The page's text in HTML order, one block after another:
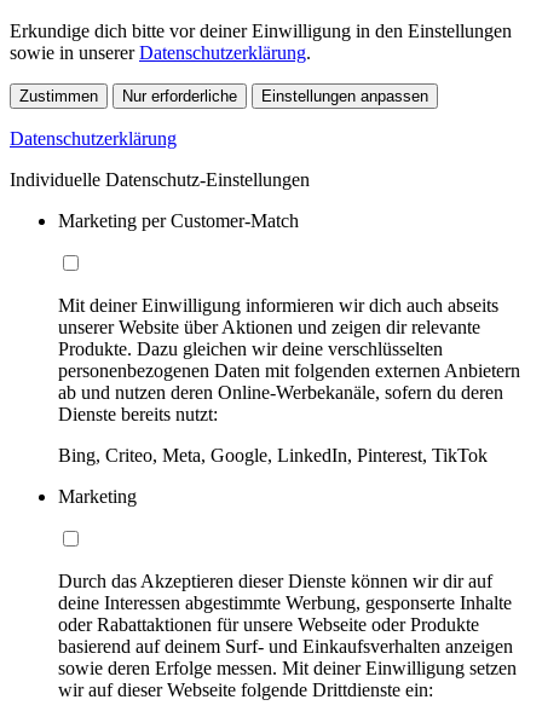
Erkundige dich bitte vor deiner Einwilligung in den Einstellungen
sowie in unsererDatenschutzerklärung.
Zustimmen Nur erforderliche Einstellungen anpassen
Datenschutzerklärung
Individuelle Datenschutz-Einstellungen
Marketing per Customer-Match
Mit deiner Einwilligung informieren wir dich auch abseits
unserer Website über Aktionen und zeigen dir relevante
Produkte. Dazu gleichen wir deine verschlüsselten
personenbezogenen Daten mit folgenden externen Anbietern
ab und nutzen deren Online-Werbekanäle, sofern du deren
Dienste bereits nutzt:
Bing, Criteo, Meta, Google, LinkedIn, Pinterest, TikTok
Marketing
Durch das Akzeptieren dieser Dienste können wir dir auf
deine Interessen abgestimmte Werbung, gesponserte Inhalte
oder Rabattaktionen für unsere Webseite oder Produkte
basierend auf deinem Surf- und Einkaufsverhalten anzeigen
sowie deren Erfolge messen. Mit deiner Einwilligung setzen
wir auf dieser Webseite folgende Drittdienste ein: